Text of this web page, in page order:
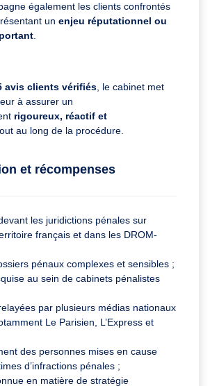
également les clients confrontés
un enjeu réputationnel ou
.
avis clients vérifiés, le cabinet met
à assurer un
rigoureux, réactif et
au long de la procédure.
et récompenses
les juridictions pénales sur
français et dans les DROM-
pénaux complexes et sensibles ;
au sein de cabinets pénalistes
par plusieurs médias nationaux
Le Parisien, L’Express et
des personnes mises en cause
d’infractions pénales ;
en matière de stratégie